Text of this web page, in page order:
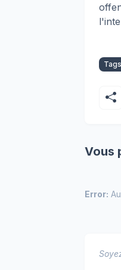
Vous
Error: